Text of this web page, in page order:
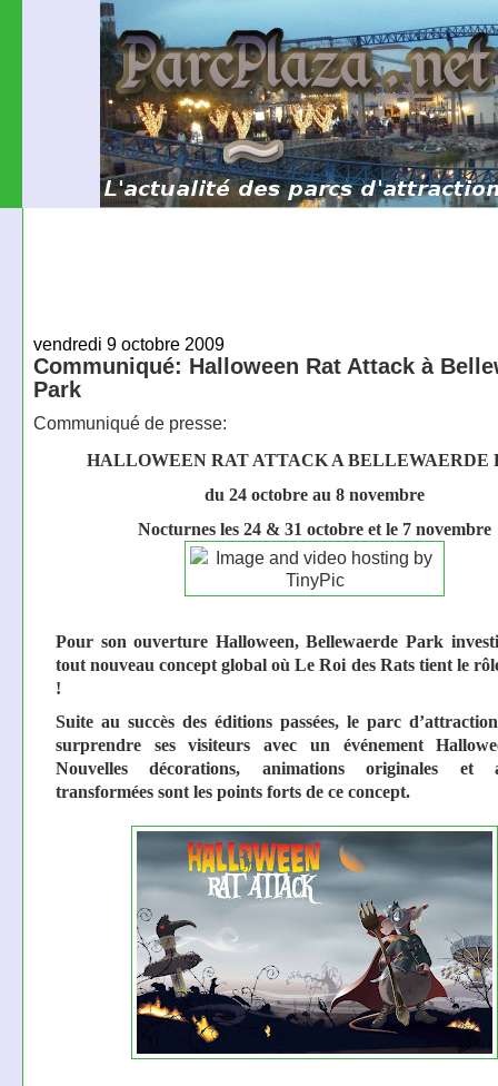
vendredi 9 octobre 2009
Communiqué: Halloween Rat Attack à
Park
Communiqué de presse:
HALLOWEEN RAT ATTACK A BELLEWAERDE
du 24 octobre au 8 novembre
Nocturnes les 24 & 31 octobre et le 7 novembre
Pour son ouverture Halloween, Bellewaerde Park
tout nouveau concept global où Le Roi des Rats tient le
!
Suite au succès des éditions passées, le parc
surprendre ses visiteurs avec un événement
Nouvelles décorations, animations originales et
transformées sont les points forts de ce concept.